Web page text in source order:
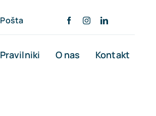
Pošta
Pravilniki O nas Kontakt